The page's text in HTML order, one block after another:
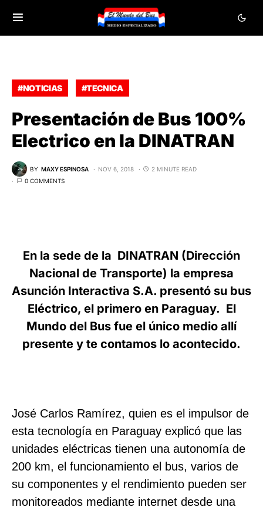
#NOTICIAS #TECNICA
Presentación de Bus 100%
Electrico en la DINATRAN
BY MAXY ESPINOSA NOV 6, 2018
2 MINUTE READ
0 COMMENTS
En la sede de la DINATRAN (Dirección
Nacional de Transporte) la empresa
Asunción Interactiva S.A. presentó su bus
Eléctrico, el primero en Paraguay. El
Mundo del Bus fue el único medio allí
presente y te contamos lo acontecido.
José Carlos Ramírez, quien es el impulsor de
esta tecnología en Paraguay explicó que las
unidades eléctricas tienen una autonomía de
200 km, el funcionamiento el bus, varios de
su componentes y el rendimiento pueden ser
monitoreados mediante internet desde una